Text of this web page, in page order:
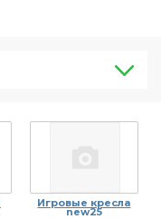
Игровые кресла
new25